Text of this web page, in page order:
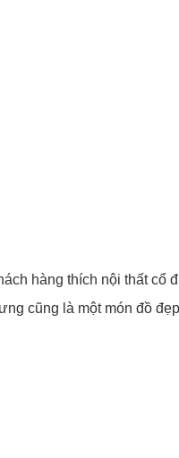
hàng thích nội thất cổ
cũng là một món đồ